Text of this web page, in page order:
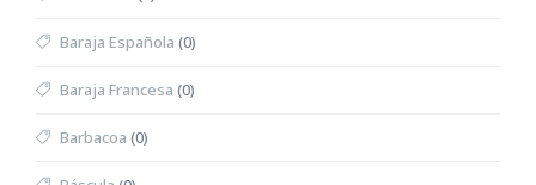
Baraja Española (0)
Baraja Francesa (0)
Barbacoa (0)